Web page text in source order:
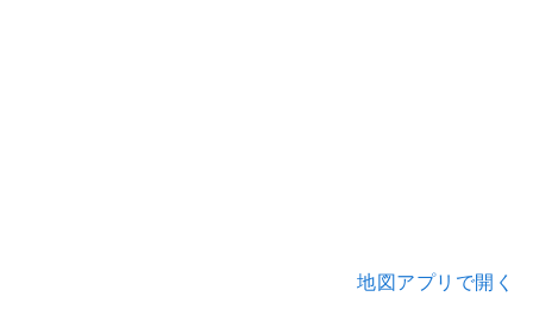
地図アプリで開く